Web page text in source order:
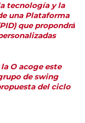
tecnología y la
una Plataforma
que propondrá
O acoge este
de swing
del ciclo